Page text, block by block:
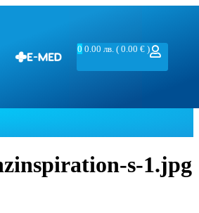
0 0.00лв. ( 0.00 € )
s-1.jpg